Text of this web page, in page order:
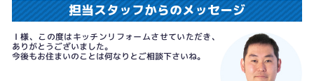
担当スタッフからのメッセージ
Ｉ様、この度はキッチンリフォームさせていただき、
ありがとうございました。
今後もお住まいのことは何なりとご相談下さいね。